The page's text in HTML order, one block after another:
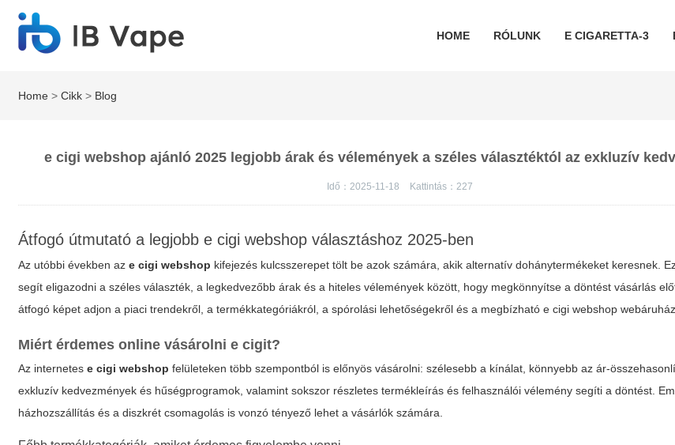
HOME RÓLUNK E CIGARETTA-3
Home >Cikk > Blog
e cigi webshop ajánló 2025 legjobb árak és vélemények a széles választéktól az exkluzív
Idő：2025-11-18 Kattintás：227
Átfogó útmutató a legjobb e cigi webshop választáshoz 2025-ben
Az utóbbi években aze cigi webshop kifejezés kulcsszerepet tölt be azok számára, akik alternatív dohánytermékeket keresnek.
segít eligazodni a széles választék, a legkedvezőbb árak és a hiteles vélemények között, hogy megkönnyítse a döntést vásárlás
átfogó képet adjon a piaci trendekről, a termékkategóriákról, a spórolási lehetőségekről és a megbízhatóe cigi webshop
Miért érdemes online vásárolni e cigit?
Az internetese cigi webshop felületeken több szempontból is előnyös vásárolni: szélesebb a kínálat, könnyebb az ár-
exkluzív kedvezmények és hűségprogramok, valamint sokszor részletes termékleírás és felhasználói vélemény segíti a döntést.
házhozszállítás és a diszkrét csomagolás is vonzó tényező lehet a vásárlók számára.